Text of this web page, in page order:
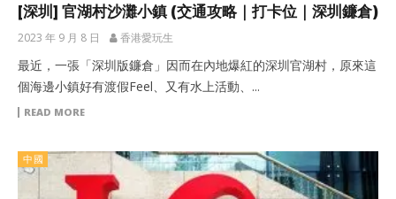
[深圳] 官湖村沙灘小鎮 (交通攻略｜打卡位｜深圳鐮倉)
2023 年 9 月 8 日 香港愛玩生
最近，一張「深圳版鐮倉」因而在內地爆紅的深圳官湖村，原來這
個海邊小鎮好有渡假Feel、又有水上活動、...
READ MORE
中國